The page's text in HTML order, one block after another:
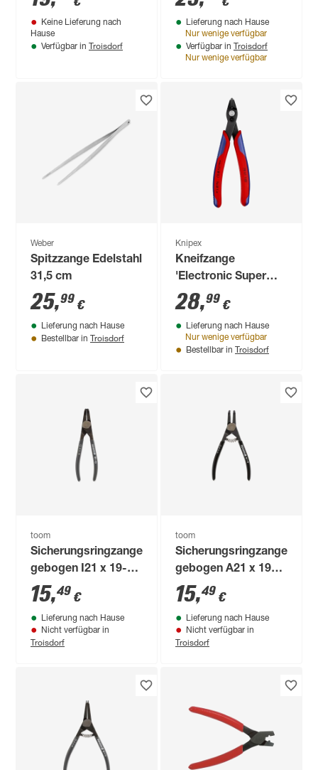
Keine Lieferung nach
Hause
Verfügbar in Troisdorf
mm
Lieferung nach Hause
Nur wenige verfügbar
Verfügbar in Troisdorf
Nur wenige verfügbar
Weber
Spitzzange Edelstahl
31,5 cm
25,99 €
Lieferung nach Hause
Bestellbar in Troisdorf
Knipex
Kneifzange
'Electronic Super
Knips®' brüniert 140
mm
28,99 €
Lieferung nach Hause
Nur wenige verfügbar
Bestellbar in Troisdorf
toom
Sicherungsringzange
gebogen I21 x 19-60
x170 mm
15,49 €
Lieferung nach Hause
Nicht verfügbar in
Troisdorf
toom
Sicherungsringzange
gebogen A21 x 19-
60 x 170 mm
15,49 €
Lieferung nach Hause
Nicht verfügbar in
Troisdorf